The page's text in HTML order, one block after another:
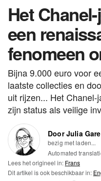
Het
een
fenomeen
Bijna 9.000 euro voor
laatste collecties en
uit rijzen... Het
zijn status als veilige
Door Julia
bezig met laden...
Automated
Lees het origineel in: Frans
Dit artikel is ook beschikbaar in: